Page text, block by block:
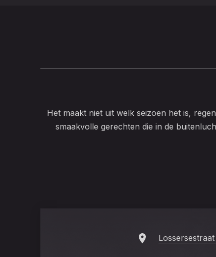
Het maakt niet uit welk seizoen het is,
smaakvolle gerechten die in de
PREVIOUS